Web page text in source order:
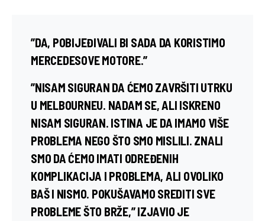
”DA, POBIJEĐIVALI BI SADA DA KORISTIMO
MERCEDESOVE MOTORE.”
”NISAM SIGURAN DA ĆEMO ZAVRŠITI UTRKU
U MELBOURNEU. NADAM SE, ALI ISKRENO
NISAM SIGURAN. ISTINA JE DA IMAMO VIŠE
PROBLEMA NEGO ŠTO SMO MISLILI. ZNALI
SMO DA ĆEMO IMATI ODREĐENIH
KOMPLIKACIJA I PROBLEMA, ALI OVOLIKO
BAŠ I NISMO. POKUŠAVAMO SREDITI SVE
PROBLEME ŠTO BRŽE,” IZJAVIO JE